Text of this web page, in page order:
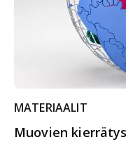
MATERIAALIT
Muovien